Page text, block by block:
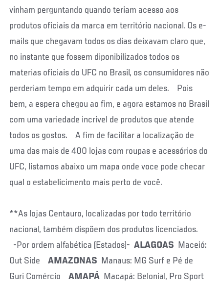
vinham perguntando quando teriam acesso aos
produtos oficiais da marca em território nacional. Os e-
mails que chegavam todos os dias deixavam claro que,
no instante que fossem diponibilizados todos os
materias oficiais do UFC no Brasil, os consumidores não
perderiam tempo em adquirir cada um deles. Pois
bem, a espera chegou ao fim, e agora estamos no Brasil
com uma variedade incrivel de produtos que atende
todos os gostos. A fim de facilitar a localização de
uma das mais de 400 lojas com roupas e acessórios do
UFC, listamos abaixo um mapa onde voce pode checar
qual o estabelicimento mais perto de você.
**As lojas Centauro, localizadas por todo território
nacional, também dispõem dos produtos licenciados.
-Por ordem alfabética (Estados)-ALAGOAS Maceió:
Out SideAMAZONAS Manaus: MG Surf e Pé de
Guri ComércioAMAPÁ Macapá: Belonial, Pro Sport